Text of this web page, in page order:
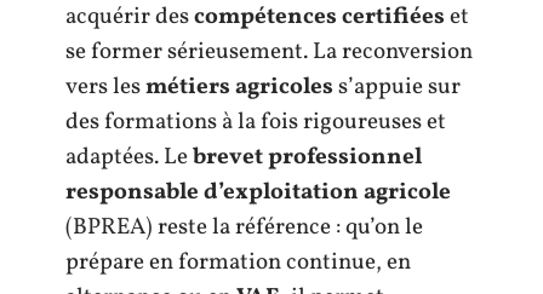
acquérir descompétences certifiéeset
se former sérieusement. La reconversion
vers lesmétiers agricoless’appuie sur
des formations à la fois rigoureuses et
adaptées. Lebrevet professionnel
responsable d’exploitation agricole
(BPREA) reste la référence : qu’on le
prépare en formation continue, en